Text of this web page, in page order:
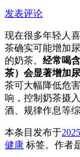
发表评论
现在很多年轻人
茶确实可能增加
的奶茶。 经常喝
茶）会显著增加
茶可大幅降低危
响，控制奶茶摄
酒、规律作息等
本条目发布于
健康 标签。 作者